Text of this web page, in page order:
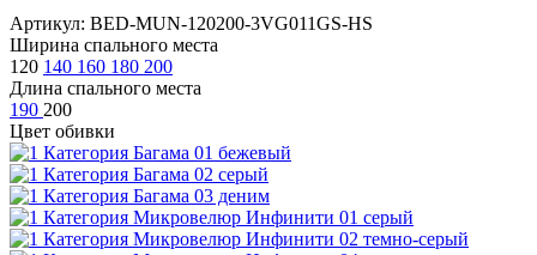
Артикул: BED-MUN-120200-3VG011GS-HS
Ширина спального места
120 140 160 180 200
Длина спального места
190 200
Цвет обивки